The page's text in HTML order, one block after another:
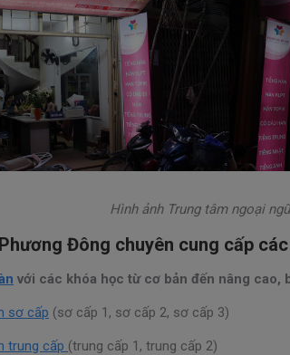
Hình ảnh Trung tâm ngoại
Đông chuyên cung cấp
với các khóa học từ cơ bản đến nâng cao,
sơ cấp (sơ cấp 1, sơ cấp 2, sơ cấp 3)
trung cấp (trung cấp 1, trung cấp 2)